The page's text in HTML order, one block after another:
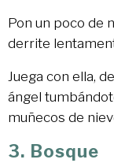
Pon un poco de
derrite
Juega con ella,
ángel
muñecos de
3. Bosque